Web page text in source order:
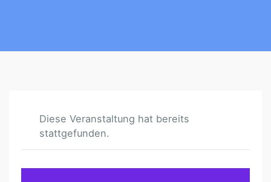
Diese Veranstaltung hat bereits
stattgefunden.